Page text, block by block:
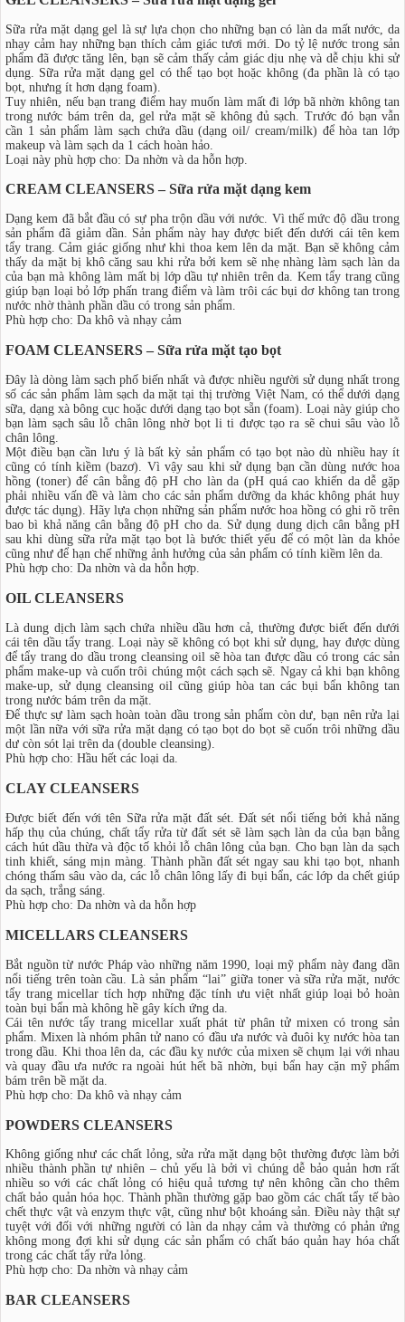
​Sữa rửa mặt dạng gel là sự lựa chọn cho những bạn có làn da mất nước, da
nhạy cảm hay những bạn thích cảm giác tươi mới. Do tỷ lệ nước trong sản
phẩm đã được tăng lên, bạn sẽ cảm thấy cảm giác dịu nhẹ và dễ chịu khi sử
dụng. Sữa rửa mặt dạng gel có thể tạo bọt hoặc không (đa phần là có tạo
bọt, nhưng ít hơn dạng foam).
Tuy nhiên, nếu bạn trang điểm hay muốn làm mất đi lớp bã nhờn không tan
trong nước bám trên da, gel rửa mặt sẽ không đủ sạch. Trước đó bạn vẫn
cần 1 sản phẩm làm sạch chứa dầu (dạng oil/ cream/milk) để hòa tan lớp
makeup và làm sạch da 1 cách hoàn hảo.
Loại này phù hợp cho: Da nhờn và da hỗn hợp.
CREAM CLEANSERS – Sữa rửa mặt dạng kem
Dạng kem đã bắt đầu có sự pha trộn dầu với nước. Vì thế mức độ dầu trong
sản phẩm đã giảm dần. Sản phẩm này hay được biết đến dưới cái tên kem
tẩy trang. Cảm giác giống như khi thoa kem lên da mặt. Bạn sẽ không cảm
thấy da mặt bị khô căng sau khi rửa bởi kem sẽ nhẹ nhàng làm sạch làn da
của bạn mà không làm mất bị lớp dầu tự nhiên trên da. Kem tẩy trang cũng
giúp bạn loại bỏ lớp phấn trang điểm và làm trôi các bụi dơ không tan trong
nước nhờ thành phần dầu có trong sản phẩm.
Phù hợp cho: Da khô và nhạy cảm
FOAM CLEANSERS – Sữa rửa mặt tạo bọt
​Đây là dòng làm sạch phố biến nhất và được nhiều người sử dụng nhất trong
số các sản phẩm làm sạch da mặt tại thị trường Việt Nam, có thể dưới dạng
sữa, dạng xà bông cục hoặc dưới dạng tạo bọt sẵn (foam). Loại này giúp cho
bạn làm sạch sâu lỗ chân lông nhờ bọt li ti được tạo ra sẽ chui sâu vào lỗ
chân lông.
Một điều bạn cần lưu ý là bất kỳ sản phẩm có tạo bọt nào dù nhiều hay ít
cũng có tính kiềm (bazơ). Vì vậy sau khi sử dụng bạn cần dùng nước hoa
hồng (toner) để cân bằng độ pH cho làn da (pH quá cao khiến da dễ gặp
phải nhiều vấn đề và làm cho các sản phẩm dưỡng da khác không phát huy
được tác dụng). Hãy lựa chọn những sản phẩm nước hoa hồng có ghi rõ trên
bao bì khả năng cân bằng độ pH cho da. Sử dụng dung dịch cân bằng pH
sau khi dùng sữa rửa mặt tạo bọt là bước thiết yếu để có một làn da khỏe
cũng như để hạn chế những ảnh hưởng của sản phẩm có tính kiềm lên da.
Phù hợp cho: Da nhờn và da hỗn hợp.
OIL CLEANSERS
Là dung dịch làm sạch chứa nhiều dầu hơn cả, thường được biết đến dưới
cái tên dầu tẩy trang. Loại này sẽ không có bọt khi sử dụng, hay được dùng
để tẩy trang do dầu trong cleansing oil sẽ hòa tan được dầu có trong các sản
phẩm make-up và cuốn trôi chúng một cách sạch sẽ. Ngay cả khi bạn không
make-up, sử dụng cleansing oil cũng giúp hòa tan các bụi bẩn không tan
trong nước bám trên da mặt.
Để thực sự làm sạch hoàn toàn dầu trong sản phẩm còn dư, bạn nên rửa lại
một lần nữa với sữa rửa mặt dạng có tạo bọt do bọt sẽ cuốn trôi những dầu
dư còn sót lại trên da (double cleansing).
Phù hợp cho: Hầu hết các loại da.
CLAY CLEANSERS
Được biết đến với tên Sữa rửa mặt đất sét. Đất sét nổi tiếng bởi khả năng
hấp thụ của chúng, chất tẩy rửa từ đất sét sẽ làm sạch làn da của bạn bằng
cách hút dầu thừa và độc tố khỏi lỗ chân lông của bạn. Cho bạn làn da sạch
tinh khiết, sáng mịn màng. Thành phần đất sét ngay sau khi tạo bọt, nhanh
chóng thấm sâu vào da, các lỗ chân lông lấy đi bụi bẩn, các lớp da chết giúp
da sạch, trắng sáng.
Phù hợp cho: Da nhờn và da hỗn hợp
MICELLARS CLEANSERS
Bắt nguồn từ nước Pháp vào những năm 1990, loại mỹ phẩm này đang dần
nổi tiếng trên toàn cầu. Là sản phẩm “lai” giữa toner và sữa rửa mặt, nước
tẩy trang micellar tích hợp những đặc tính ưu việt nhất giúp loại bỏ hoàn
toàn bụi bẩn mà không hề gây kích ứng da.
Cái tên nước tẩy trang micellar xuất phát từ phân tử mixen có trong sản
phẩm. Mixen là nhóm phân tử nano có đầu ưa nước và đuôi kỵ nước hòa tan
trong dầu. Khi thoa lên da, các đầu kỵ nước của mixen sẽ chụm lại với nhau
và quay đầu ưa nước ra ngoài hút hết bã nhờn, bụi bẩn hay cặn mỹ phẩm
bám trên bề mặt da.
Phù hợp cho: Da khô và nhạy cảm
POWDERS CLEANSERS
Không giống như các chất lỏng, sửa rửa mặt dạng bột thường được làm bởi
nhiều thành phần tự nhiên – chủ yếu là bởi vì chúng dễ bảo quản hơn rất
nhiều so với các chất lỏng có hiệu quả tương tự nên không cần cho thêm
chất bảo quản hóa học. Thành phần thường gặp bao gồm các chất tẩy tế bào
chết thực vật và enzym thực vật, cũng như bột khoáng sản. Điều này thật sự
tuyệt với đối với những người có làn da nhạy cảm và thường có phản ứng
không mong đợi khi sử dụng các sản phẩm có chất báo quản hay hóa chất
trong các chất tẩy rửa lỏng.
Phù hợp cho: Da nhờn và nhạy cảm
BAR CLEANSERS